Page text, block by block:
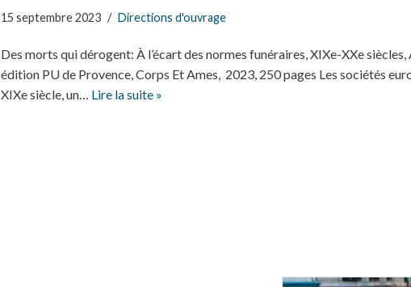
15 septembre 2023 Directions d'ouvrage
Des morts qui dérogent: À l’écart des normes funéraires, XIXe-XXe
édition PU de Provence, Corps Et Ames, 2023, 250 pages Les sociétés
XIXe siècle, un… Lire la suite »